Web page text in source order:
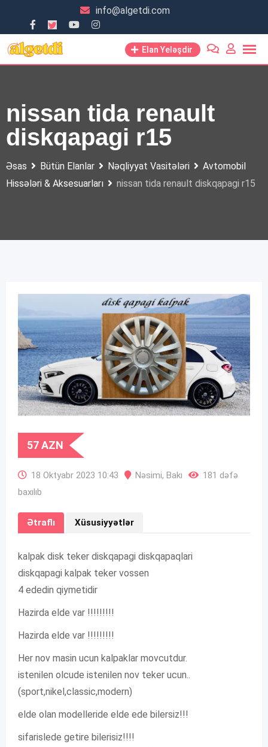
content
info@algetdi.com
Elan Yeləşdir
nissan tida renault
diskqapagi r15
Əsas Bütün Elanlar Nəqliyyat Vasitələri
Avtomobil
Hissələri & Aksesuarları
nissan tida renault diskqapagi r15
57AZN
18 Oktyabr 2023 10:43 Nəsimi, Bakı
181 dəfə
baxılıb
Ətraflı Xüsusiyyətlər
kalpak disk teker diskqapagi diskqapaqlari
diskqapagi kalpak teker vossen
4 ededin qiymetidir
Hazirda elde var !!!!!!!!!
Hazirda elde var !!!!!!!!!
Her nov masin ucun kalpaklar movcutdur.
istenilen olcude istenilen nov teker ucun..
(sport,nikel,classic,modern)
elde olan modelleride elde ede bilersiz!!!
sifarislede getire bilerisiz!!!!